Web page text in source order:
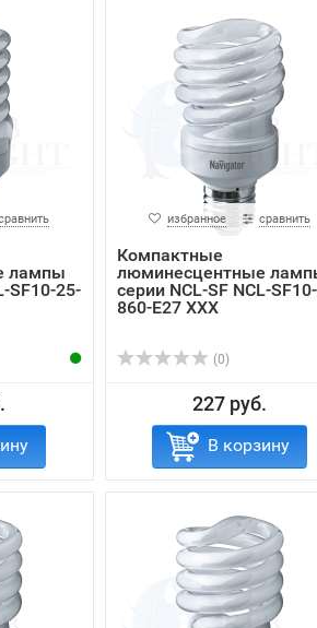
лампы
SF10-25-
избранное сравнить
Компактные
люминесцентные
серии NCL-SF NCL-
860-E27 ХХХ
(0)
227 руб.
В корзину